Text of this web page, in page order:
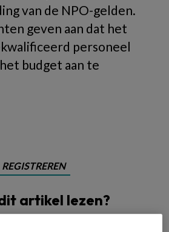
van de NPO-gelden.
geven aan dat het
personeel
budget aan te
REGISTREREN
artikel lezen?